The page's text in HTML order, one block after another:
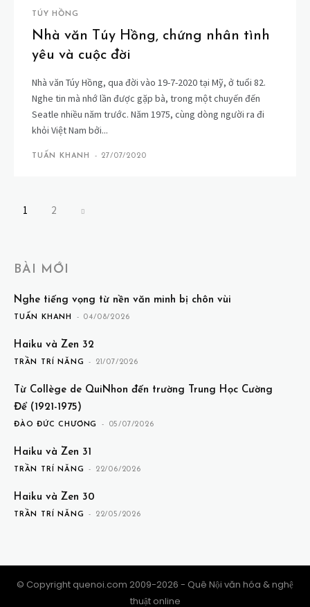
TÚY HỒNG
Nhà văn Túy Hồng, chứng nhân tình
yêu và cuộc đời
Nhà văn Túy Hồng, qua đời vào 19-7-2020 tại Mỹ, ở tuổi 82.
Nghe tin mà nhớ lần được gặp bà, trong một chuyến đến
Seatle nhiều năm trước. Năm 1975, cùng dòng người ra đi
khỏi Việt Nam bởi...
TUẤN KHANH - 27/07/2020
1 2
BÀI MỚI
Nghe tiếng vọng từ nền văn minh bị chôn vùi
TUẤN KHANH - 04/08/2026
Haiku và Zen 32
TRẦN TRÍ NĂNG - 21/07/2026
Từ Collège de QuiNhon đến trường Trung Học Cường
Để (1921-1975)
ĐÀO ĐỨC CHƯƠNG - 05/07/2026
Haiku và Zen 31
TRẦN TRÍ NĂNG - 22/06/2026
Haiku và Zen 30
TRẦN TRÍ NĂNG - 22/05/2026
© Copyright quenoi.com 2009-2026 - Quê Nội văn hóa & nghệ
thuật online